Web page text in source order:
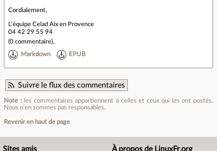
Cordialement,
L'équipe Celad Aix en Provence
04 42 29 55 94
(0 commentaire).
Markdown EPUB
Suivre le flux des commentaires
Note :les commentaires appartiennent à celles et ceux qui les ont postés.
Nous n’en sommes pas responsables.
Revenir en haut de page
Sites amis À propos de LinuxFr.org